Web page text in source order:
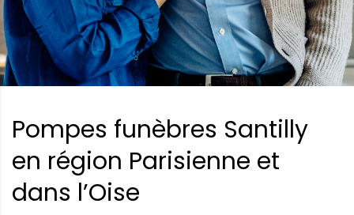
Pompes funèbres Santilly
en région Parisienne et
dans l’Oise